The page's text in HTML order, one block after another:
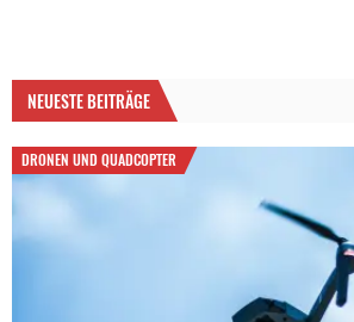
NEUESTE BEITRÄGE
DRONEN UND QUADCOPTER